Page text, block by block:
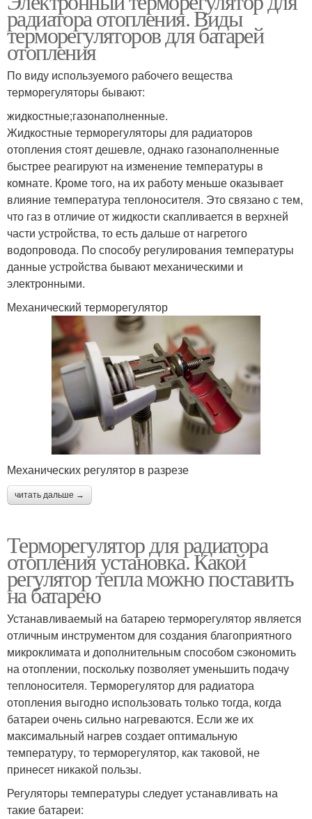
радиатора отопления. Виды
терморегуляторов для батарей
отопления
По виду используемого рабочего вещества
терморегуляторы бывают:
жидкостные;газонаполненные.
Жидкостные терморегуляторы для радиаторов
отопления стоят дешевле, однако газонаполненные
быстрее реагируют на изменение температуры в
комнате. Кроме того, на их работу меньше оказывает
влияние температура теплоносителя. Это связано с тем,
что газ в отличие от жидкости скапливается в верхней
части устройства, то есть дальше от нагретого
водопровода. По способу регулирования температуры
данные устройства бывают механическими и
электронными.
Механический терморегулятор
Механических регулятор в разрезе
читать дальше →
Терморегулятор для радиатора
отопления установка. Какой
регулятор тепла можно поставить
на батарею
Устанавливаемый на батарею терморегулятор является
отличным инструментом для создания благоприятного
микроклимата и дополнительным способом сэкономить
на отоплении, поскольку позволяет уменьшить подачу
теплоносителя. Терморегулятор для радиатора
отопления выгодно использовать только тогда, когда
батареи очень сильно нагреваются. Если же их
максимальный нагрев создает оптимальную
температуру, то терморегулятор, как таковой, не
принесет никакой пользы.
Регуляторы температуры следует устанавливать на
такие батареи: